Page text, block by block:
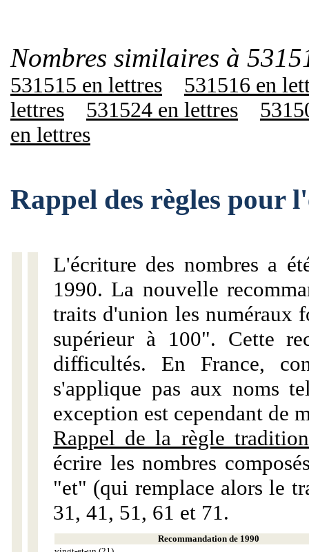
Nombres similaires à
531515 en lettres
531516 en
lettres
531524 en lettres
en lettres
Rappel des règles pour
L'écriture des nombres a
1990. La nouvelle
traits d'union les numéraux
supérieur à 100". Cette
difficultés. En France,
s'applique pas aux noms
exception est cependant de
Rappel de la règle
écrire les nombres
"et" (qui remplace alors le
31, 41, 51, 61 et 71.
Recommandation de 1990